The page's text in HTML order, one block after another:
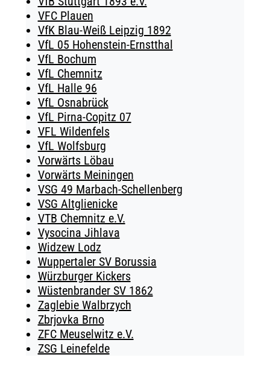
VFC Plauen
VfK Blau-Weiß Leipzig 1892
VfL 05 Hohenstein-Ernstthal
VfL Bochum
VfL Chemnitz
VfL Halle 96
VfL Osnabrück
VfL Pirna-Copitz 07
VFL Wildenfels
VfL Wolfsburg
Vorwärts Löbau
Vorwärts Meiningen
VSG 49 Marbach-Schellenberg
VSG Altglienicke
VTB Chemnitz e.V.
Vysocina Jihlava
Widzew Lodz
Wuppertaler SV Borussia
Würzburger Kickers
Wüstenbrander SV 1862
Zaglebie Walbrzych
Zbrjovka Brno
ZFC Meuselwitz e.V.
ZSG Leinefelde